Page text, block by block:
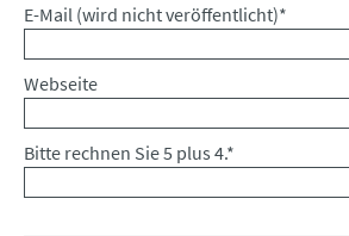
Pflichtfeld
E-Mail (wird nicht veröffentlicht)*
Webseite
Bitte rechnen Sie 5 plus 4.*